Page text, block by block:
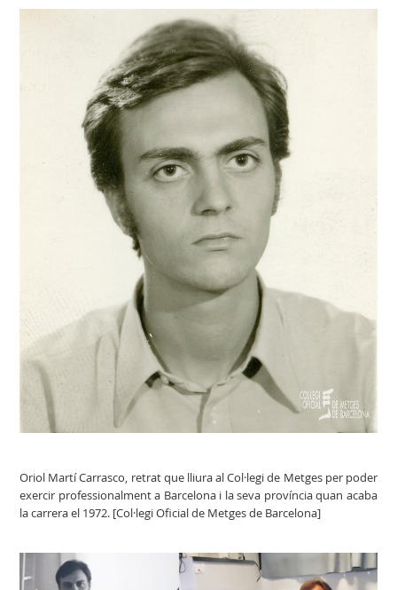
Oriol Martí Carrasco, retrat que lliura al Col·legi de Metges per poder
exercir professionalment a Barcelona i la seva província quan acaba
la carrera el 1972. [Col·legi Oficial de Metges de Barcelona]